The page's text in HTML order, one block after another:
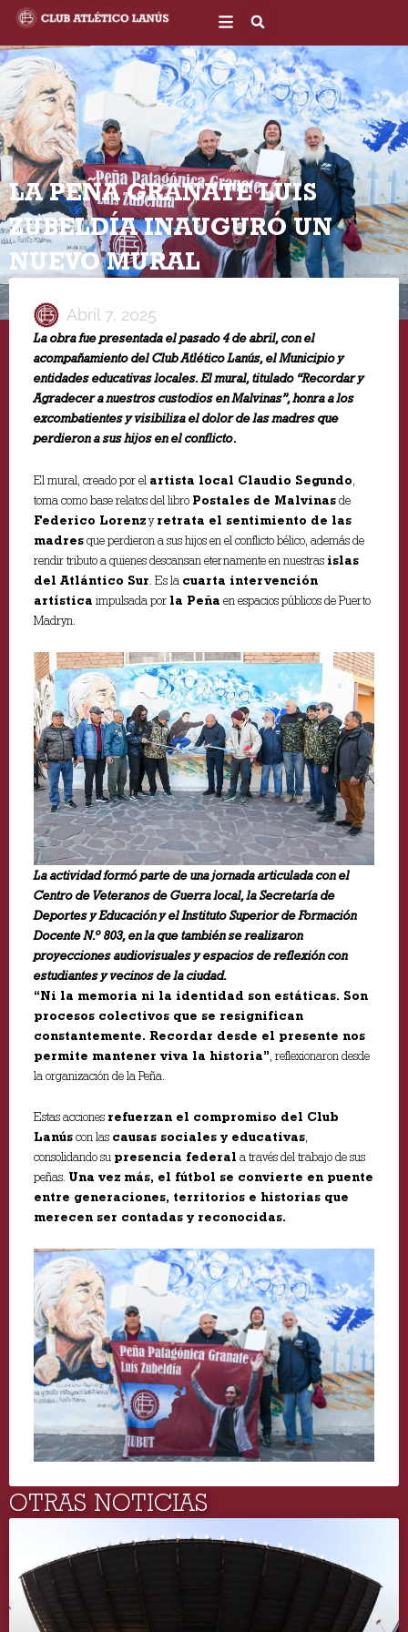
contenido
LA PEÑA GRANATE LUIS
ZUBELDÍA INAUGURÓ UN
NUEVO MURAL
Abril 7, 2025
La obra fue presentada el pasado 4 de abril, con el
acompañamiento del Club Atlético Lanús, el Municipio y
entidades educativas locales. El mural, titulado “Recordar y
Agradecer a nuestros custodios en Malvinas”, honra a los
excombatientes y visibiliza el dolor de las madres que
perdieron a sus hijos en el conflicto.
El mural, creado por el artista local Claudio Segundo,
toma como base relatos del libro Postales de Malvinasde
Federico Lorenzyretrata el sentimiento de las
madresque perdieron a sus hijos en el conflicto bélico, además de
rendir tributo a quienes descansan eternamente en nuestras islas
del Atlántico Sur. Es la cuarta intervención
artística impulsada por la Peña en espacios públicos de Puerto
Madryn.
La actividad formó parte de una jornada articulada con el
Centro de Veteranos de Guerra local, la Secretaría de
Deportes y Educación y el Instituto Superior de Formación
Docente N.º 803, en la que también se realizaron
proyecciones audiovisuales y espacios de reflexión con
estudiantes y vecinos de la ciudad.
“Ni la memoria ni la identidad son estáticas. Son
procesos colectivos que se resignifican
constantemente. Recordar desde el presente nos
permite mantener viva la historia”, reflexionaron desde
la organización de la Peña.
Estas acciones refuerzan el compromiso del Club
Lanúscon las causas sociales y educativas,
consolidando su presencia federal a través del trabajo de sus
peñas. Una vez más, el fútbol se convierte en puente
entre generaciones, territorios e historias que
merecen ser contadas y reconocidas.
OTRAS NOTICIAS